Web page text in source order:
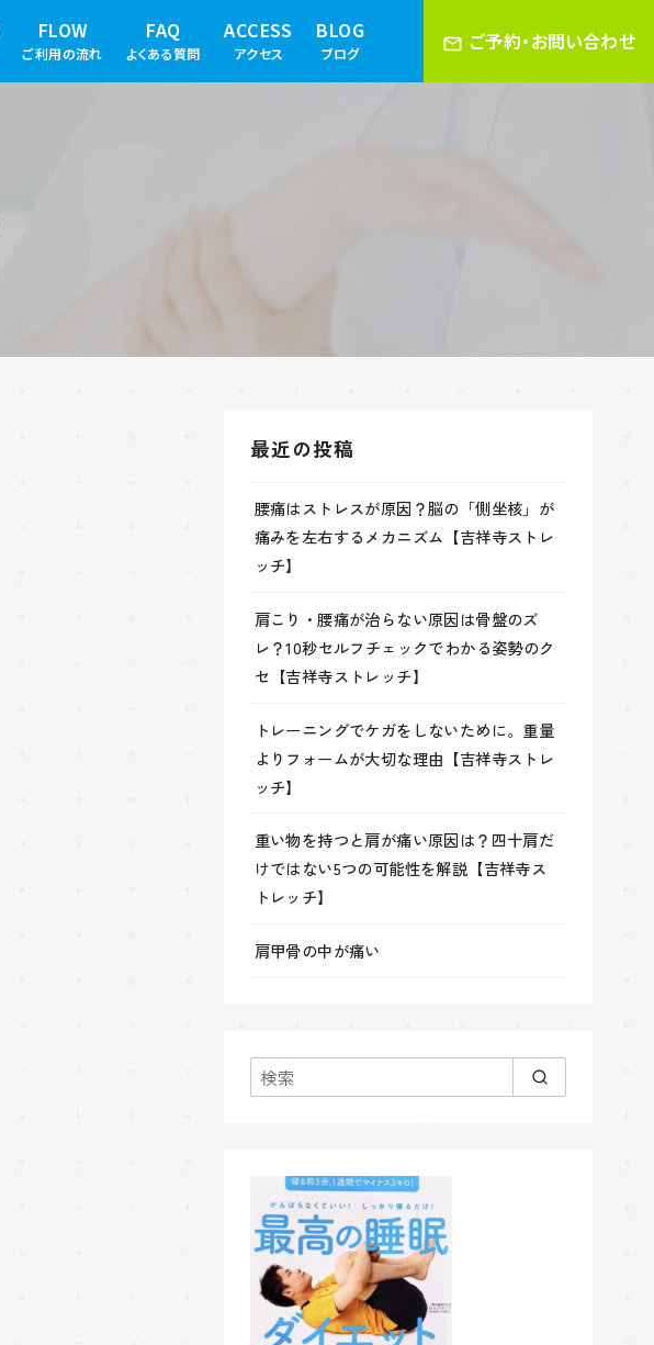
FLOW
ご利用の流れ
FAQ
よくある質問
ACCESS
アクセス
BLOG
ブログ ご予約・お問い合わせ
最近の投稿
腰痛はストレスが原因？脳の「側坐核」が
痛みを左右するメカニズム【吉祥寺ストレ
ッチ】
肩こり・腰痛が治らない原因は骨盤のズ
レ？10秒セルフチェックでわかる姿勢のク
セ【吉祥寺ストレッチ】
トレーニングでケガをしないために。重量
よりフォームが大切な理由【吉祥寺ストレ
ッチ】
重い物を持つと肩が痛い原因は？四十肩だ
けではない5つの可能性を解説【吉祥寺ス
トレッチ】
肩甲骨の中が痛い